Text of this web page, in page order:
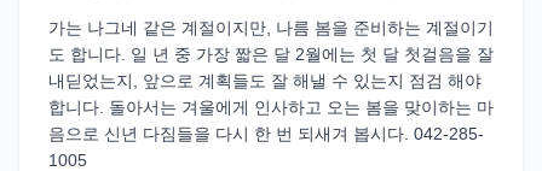
가는 나그네 같은 계절이지만, 나름 봄을 준비하는 계절이기
도 합니다. 일 년 중 가장 짧은 달 2월에는 첫 달 첫걸음을 잘
내딛었는지, 앞으로 계획들도 잘 해낼 수 있는지 점검 해야
합니다. 돌아서는 겨울에게 인사하고 오는 봄을 맞이하는 마
음으로 신년 다짐들을 다시 한 번 되새겨 봅시다. 042-285-
1005